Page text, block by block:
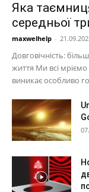
Яка
середньої
maxwelhelp -
Довговічність:
життя Ми всі мріємо
виникає особливо